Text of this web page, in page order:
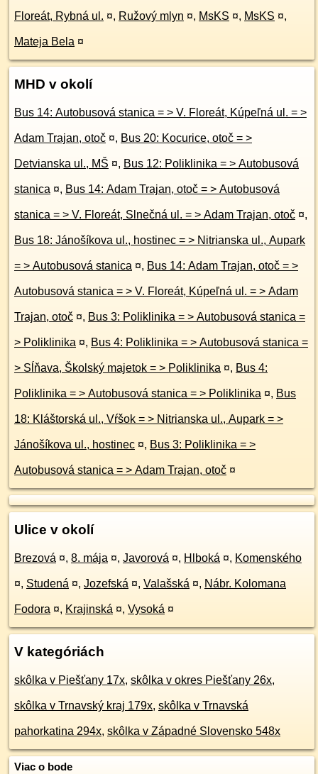
Floreát, Rybná ul. ¤, Ružový mlyn ¤, MsKS ¤, MsKS ¤,
Mateja Bela ¤
MHD v okolí
Bus 14: Autobusová stanica = > V. Floreát, Kúpeľná ul. = >
Adam Trajan, otoč ¤, Bus 20: Kocurice, otoč = >
Detvianska ul., MŠ ¤, Bus 12: Poliklinika = > Autobusová
stanica ¤, Bus 14: Adam Trajan, otoč = > Autobusová
stanica = > V. Floreát, Slnečná ul. = > Adam Trajan, otoč ¤,
Bus 18: Jánošíkova ul., hostinec = > Nitrianska ul., Aupark
= > Autobusová stanica ¤, Bus 14: Adam Trajan, otoč = >
Autobusová stanica = > V. Floreát, Kúpeľná ul. = > Adam
Trajan, otoč ¤, Bus 3: Poliklinika = > Autobusová stanica =
> Poliklinika ¤, Bus 4: Poliklinika = > Autobusová stanica =
> Sĺňava, Školský majetok = > Poliklinika ¤, Bus 4:
Poliklinika = > Autobusová stanica = > Poliklinika ¤, Bus
18: Kláštorská ul., Vŕšok = > Nitrianska ul., Aupark = >
Jánošíkova ul., hostinec ¤, Bus 3: Poliklinika = >
Autobusová stanica = > Adam Trajan, otoč ¤
Ulice v okolí
Brezová ¤, 8. mája ¤, Javorová ¤, Hlboká ¤, Komenského
¤, Studená ¤, Jozefská ¤, Valašská ¤, Nábr. Kolomana
Fodora ¤, Krajinská ¤, Vysoká ¤
V kategóriách
skôlka v Piešťany 17x, skôlka v okres Piešťany 26x,
skôlka v Trnavský kraj 179x, skôlka v Trnavská
pahorkatina 294x, skôlka v Západné Slovensko 548x
Viac o bode